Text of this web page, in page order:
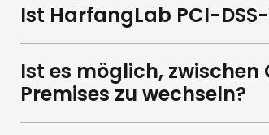
Ist HarfangLab PCI-
Ist es möglich,
Premises zu wechseln?